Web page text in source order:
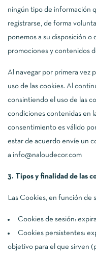
ningún tipo de información
registrarse, de forma
ponemos a su disposición
promociones y contenidos
Al navegar por primera vez
uso de las cookies. Al
consintiendo el uso de las
condiciones contenidas en
consentimiento es válido
estar de acuerdo envíe un
a info@naloudecor.com
3. Tipos y finalidad de las
Las Cookies, en función de
Cookies de sesión:
Cookies persistentes:
objetivo para el que sirven